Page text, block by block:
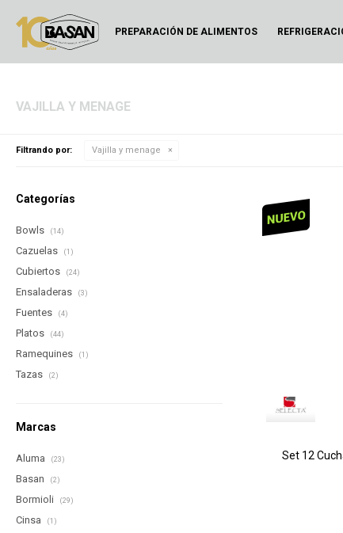
PREPARACIÓN DE ALIMENTOS
VAJILLA Y MENAGE
Filtrando por: Vajilla y menage
Set 12
Categorías
Bowls (14)
Cazuelas (1)
Cubiertos (24)
Ensaladeras (3)
Fuentes (4)
Platos (44)
Ramequines (1)
Tazas (2)
Marcas
Aluma (23)
Basan (2)
Bormioli (29)
Cinsa (1)